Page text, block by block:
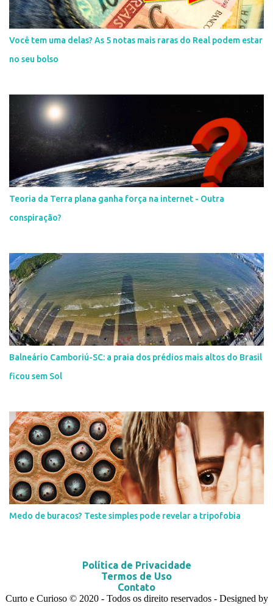
Você tem uma delas? As 5 notas mais raras do Real podem estar
no seu bolso
Teoria da Terra plana ganha força na internet - Outra
conspiração?
Balneário Camboriú-SC: a praia dos prédios mais altos do Brasil
ficou sem Sol
Medo de buracos? Teste simples pode revelar a tripofobia
Política de Privacidade
Termos de Uso
Contato
Curto e Curioso © 2020 - Todos os direito reservados - Designed by